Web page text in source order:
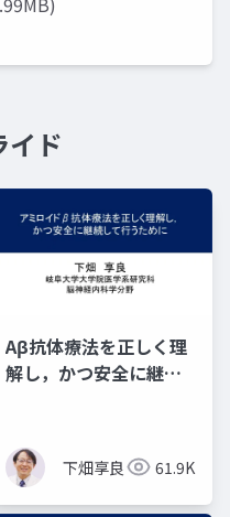
イド
Aβ抗体療法を正しく理
解し，かつ安全に継続
下畑享良 61.9K